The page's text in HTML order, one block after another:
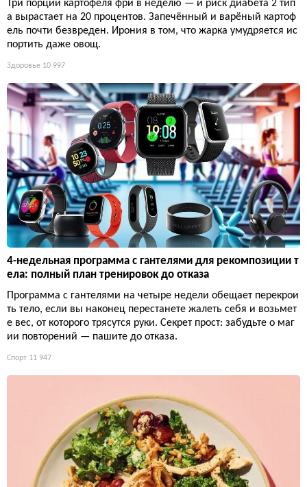
Три порции картофеля фри в неделю — и риск диабета 2 тип
а вырастает на 20 процентов. Запечённый и варёный картоф
ель почти безвреден. Ирония в том, что жарка умудряется ис
портить даже овощ.
Здоровье 10 997
4-недельная программа с гантелями для рекомпозиции т
ела: полный план тренировок до отказа
Программа с гантелями на четыре недели обещает перекрои
ть тело, если вы наконец перестанете жалеть себя и возьмет
е вес, от которого трясутся руки. Секрет прост: забудьте о маг
ии повторений — пашите до отказа.
Спорт 11 947